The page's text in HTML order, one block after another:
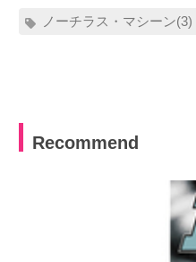
ノーチラス・マシーン(3)
Recommend